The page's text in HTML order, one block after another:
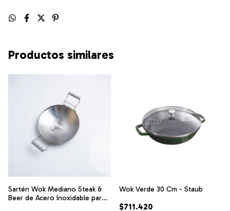
Productos similares
Sartén Wok Mediano Steak &
Beer de Acero Inoxidable para
Wok Verde 30 Cm - Staub
$711.420